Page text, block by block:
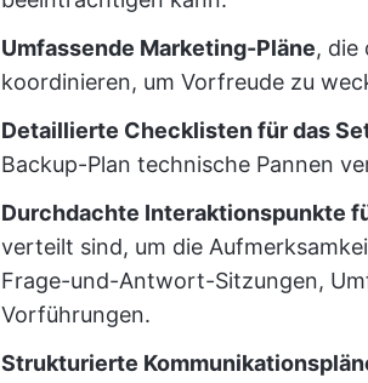
Umfassende Marketing-Pläne, die
koordinieren, um Vorfreude zu
Detaillierte Checklisten für das
Backup-Plan technische Pannen
Durchdachte Interaktionspunkte
verteilt sind, um die
Frage-und-Antwort-Sitzungen,
Vorführungen.
Strukturierte